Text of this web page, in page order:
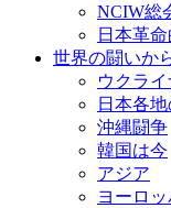
NCIW総
日本革
世界の闘いか
ウクラ
日本各
沖縄闘争
韓国は今
アジア
ヨーロ